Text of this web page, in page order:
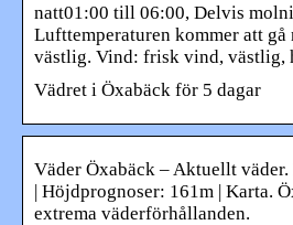
natt01:00 till 06:00, Delvis
Lufttemperaturen kommer att
västlig. Vind: frisk vind, västlig,
Vädret i Öxabäck för 5 dagar
Väder Öxabäck – Aktuellt
| Höjdprognoser: 161m | Karta.
extrema väderförhållanden.